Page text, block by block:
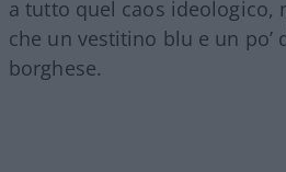
a tutto quel caos ideologico,
che un vestitino blu e un
borghese.